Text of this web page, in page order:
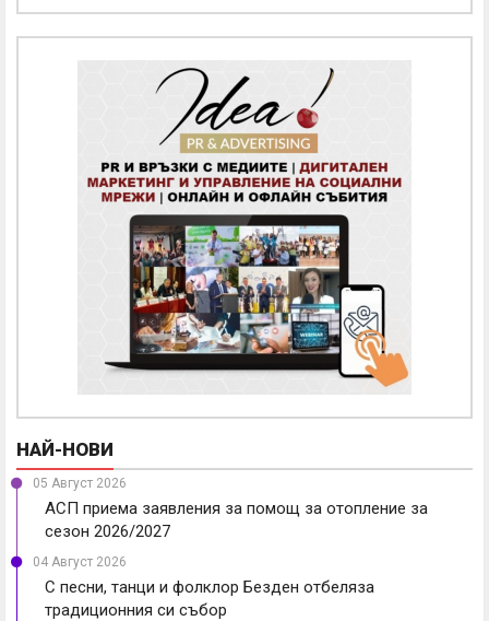
НАЙ-НОВИ
05 Август 2026
АСП приема заявления за помощ за отопление за
сезон 2026/2027
04 Август 2026
С песни, танци и фолклор Безден отбеляза
традиционния си събор